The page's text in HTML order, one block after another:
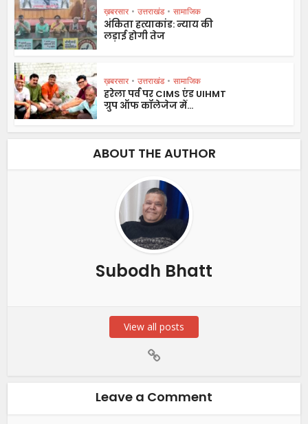
ख़बरसार • उत्तराखंड • सामाजिक
अंकिता हत्याकांड: न्याय की
लड़ाई होगी तेज
ख़बरसार • उत्तराखंड • सामाजिक
हरेला पर्व पर CIMS एंड UIHMT
ग्रुप ऑफ कॉलेजेज में...
ABOUT THE AUTHOR
Subodh Bhatt
View all posts
Leave a Comment